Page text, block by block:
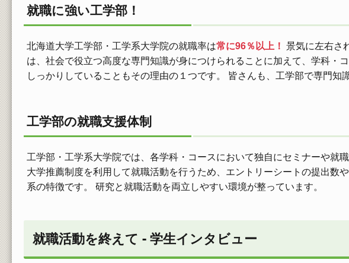
就職に強い工学部！
北海道大学工学部・工学系大学院の就職率は常に96％以上！ 景気に左右さ
は、社会で役立つ高度な専門知識が身につけられることに加えて、学科・
しっかりしていることもその理由の１つです。 皆さんも、工学部で専門
工学部の就職支援体制
工学部・工学系大学院では、各学科・コースにおいて独自にセミナーや就
大学推薦制度を利用して就職活動を行うため、エントリーシートの提出数
系の特徴です。 研究と就職活動を両立しやすい環境が整っています。
就職活動を終えて - 学生インタビュー